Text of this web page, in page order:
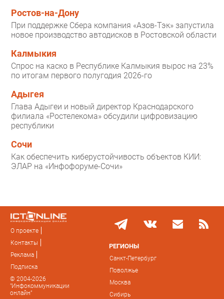
Ростов-на-Дону
При поддержке Сбера компания «Азов-Тэк» запустила
новое производство автодисков в Ростовской области
Калмыкия
Спрос на каско в Республике Калмыкия вырос на 23%
по итогам первого полугодия 2026-го
Адыгея
Глава Адыгеи и новый директор Краснодарского
филиала «Ростелекома» обсудили цифровизацию
республики
Сочи
Как обеспечить киберустойчивость объектов КИИ:
ЭЛАР на «Инфофоруме-Сочи»
О проекте
Контакты
Реклама
Подписка
© 2004-2026
"Инфокоммуникации
онлайн"
РЕГИОНЫ
Санкт-Петербург
Поволжье
Москва
Сибирь